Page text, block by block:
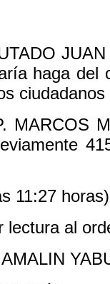
haga del
MARCOS
11:27
lectura al